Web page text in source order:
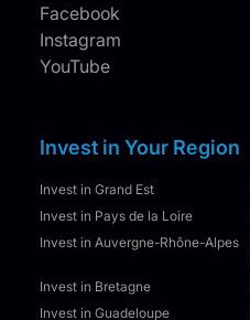
Facebook
Instagram
YouTube
Invest in Your Region
Invest in Grand Est
Invest in Pays de la Loire
Invest in Auvergne-Rhône-Alpes
Invest in Bretagne
Invest in Guadeloupe